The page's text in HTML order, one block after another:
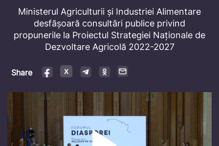
Ministerul Agriculturii și Industriei Alimentare
desfășoară consultări publice privind
propunerile la Proiectul Strategiei Naționale de
Dezvoltare Agricolă 2022-2027
Share